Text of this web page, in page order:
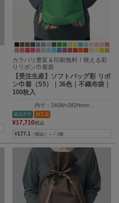
カラバリ豊富＆印刷無料！映える彩
りリボン巾着袋
【受注生産】ソフトバッグ彩 リボ
ン巾着（S5）｜36色｜不織布袋｜
100枚入
内寸：240W×282Hmm
外寸：240W×400Hmm
返品不可 加工品
¥17,710税込
¥177.1 （税込）～ ⁄ 1枚